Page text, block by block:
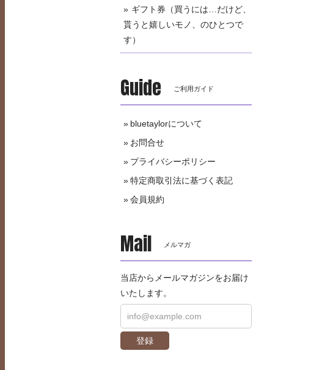
ギフト券（買うには…だけど、
貰うと嬉しいモノ、のひとつで
す）
Guide ご利用ガイド
bluetaylorについて
お問合せ
プライバシーポリシー
特定商取引法に基づく表記
会員規約
Mail メルマガ
当店からメールマガジンをお届け
いたします。
登録